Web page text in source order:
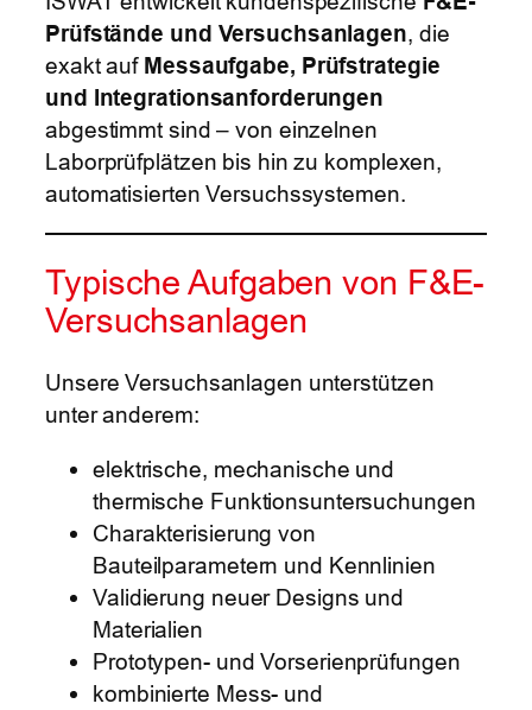
Prüfstände und Versuchsanlagen, die
exakt auf Messaufgabe, Prüfstrategie
und Integrationsanforderungen
abgestimmt sind – von einzelnen
Laborprüfplätzen bis hin zu komplexen,
automatisierten Versuchssystemen.
Typische Aufgaben von F&E-
Versuchsanlagen
Unsere Versuchsanlagen unterstützen
unter anderem:
elektrische, mechanische und
thermische Funktionsuntersuchungen
Charakterisierung von
Bauteilparametern und Kennlinien
Validierung neuer Designs und
Materialien
Prototypen- und Vorserienprüfungen
kombinierte Mess- und